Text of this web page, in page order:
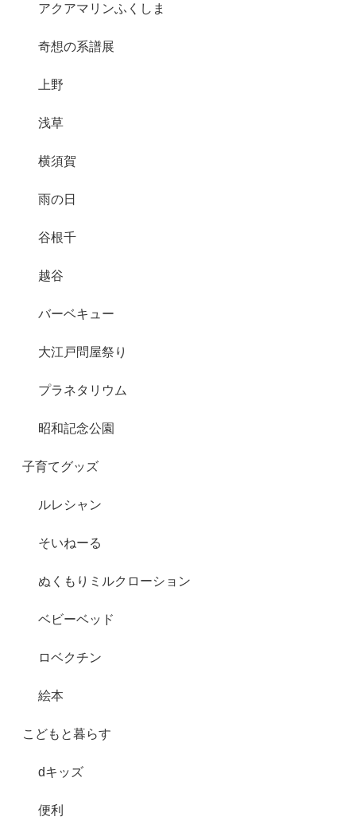
アクアマリンふくしま
奇想の系譜展
上野
浅草
横須賀
雨の日
谷根千
越谷
バーベキュー
大江戸問屋祭り
プラネタリウム
昭和記念公園
子育てグッズ
ルレシャン
そいねーる
ぬくもりミルクローション
ベビーベッド
ロベクチン
絵本
こどもと暮らす
dキッズ
便利